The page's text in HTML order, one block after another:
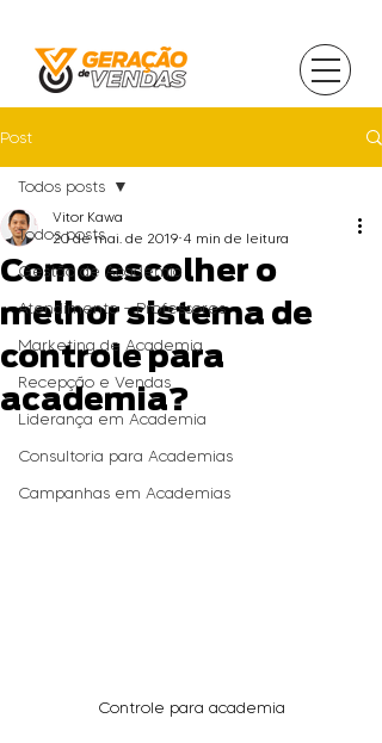
Post
Todos posts
Gestão de Academia
Atendimento - Professores
Marketing de Academia
Recepção e Vendas
Liderança em Academia
Consultoria para Academias
Campanhas em Academias
Todos posts
Como escolher o
melhor sistema de
controle para
academia?
Vitor Kawa
20 de mai. de 2019 4 min de leitura
Controle para academia